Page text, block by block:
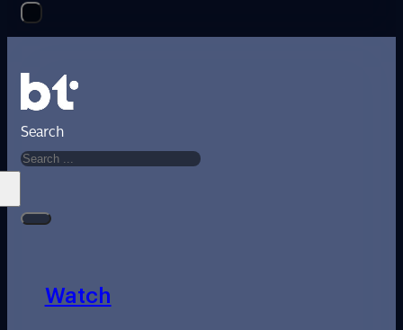
Search
Watch